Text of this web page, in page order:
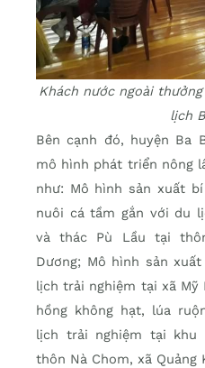
Khách nước ngoài
lịch
Bên cạnh đó, huyện Ba
mô hình phát triển nông
như: Mô hình sản xuất
nuôi cá tầm gắn với du
và thác Pù Lầu tại
Dương; Mô hình sản
lịch trải nghiệm tại xã Mỹ
hồng không hạt, lúa
lịch trải nghiệm tại khu
thôn Nà Chom, xã Quảng